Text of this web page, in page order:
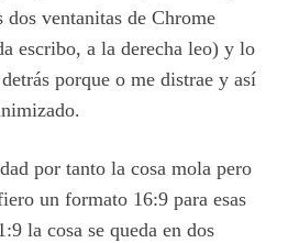
ventanitas de Chrome
escribo, a la derecha leo) y lo
porque o me distrae y así
por tanto la cosa mola pero
un formato 16:9 para esas
la cosa se queda en dos